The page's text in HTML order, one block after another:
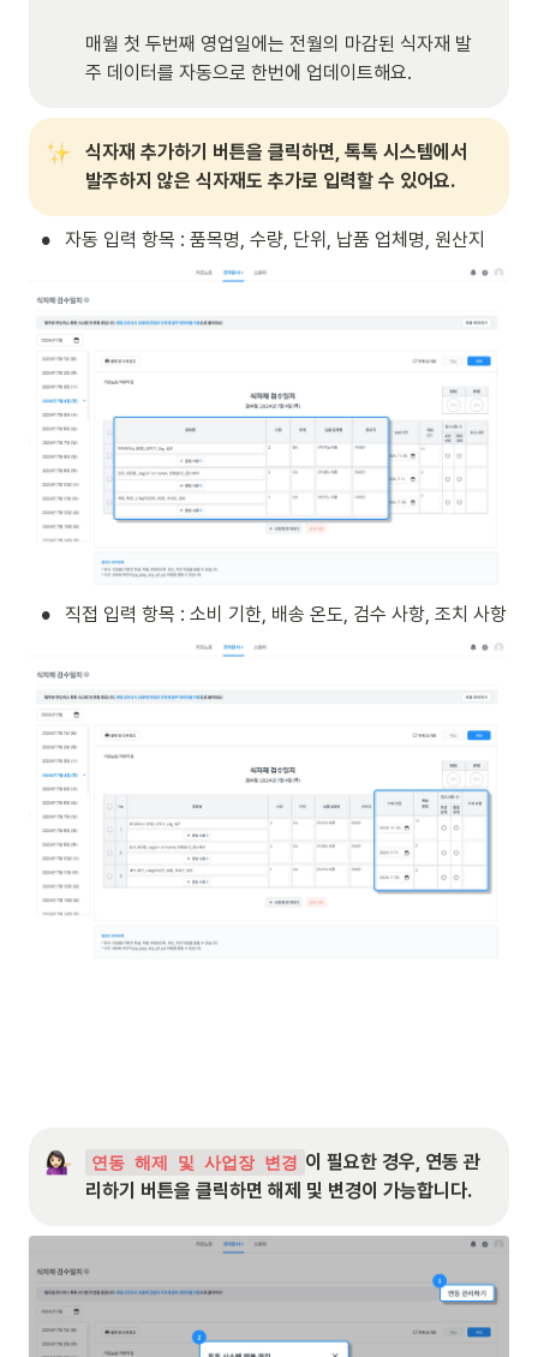
매월 첫 두번째 영업일에는 전월의 마감된 식자재 발
주 데이터를 자동으로 한번에 업데이트해요.
식자재 추가하기 버튼을 클릭하면, 톡톡 시스템에서
발주하지 않은 식자재도 추가로 입력할 수 있어요.
• 자동 입력 항목 : 품목명, 수량, 단위, 납품 업체명, 원산지
• 직접 입력 항목 : 소비 기한, 배송 온도, 검수 사항, 조치 사항
연동 해제 및 사업장 변경 이 필요한 경우, 연동 관
리하기 버튼을 클릭하면 해제 및 변경이 가능합니다.